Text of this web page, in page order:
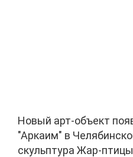
Новый арт-объект
"Аркаим" в
скульптура Жар-